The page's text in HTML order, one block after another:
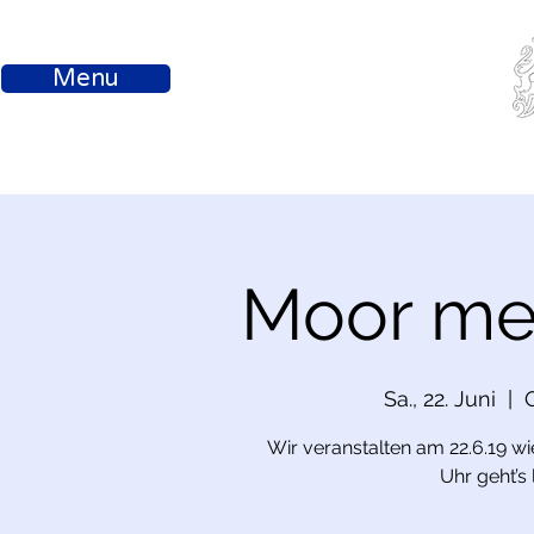
Menu
Moor
Sa., 22. Juni
Wir veranstalten am 22.6.19
Uhr